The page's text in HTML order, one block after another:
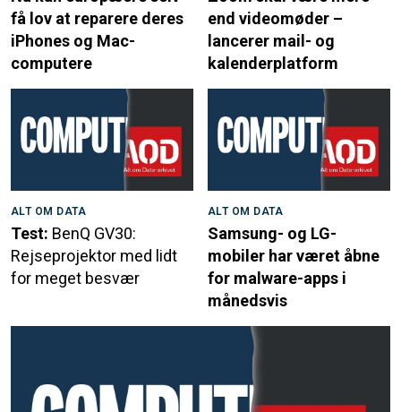
få lov at reparere deres
iPhones og Mac-
computere
end videomøder –
lancerer mail- og
kalenderplatform
ALT OM DATA
Test: BenQ GV30:
Rejseprojektor med lidt
for meget besvær
ALT OM DATA
Samsung- og LG-
mobiler har været åbne
for malware-apps i
månedsvis